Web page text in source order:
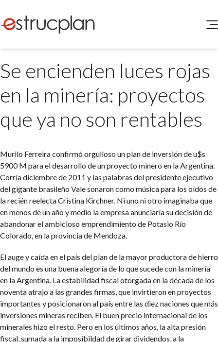
SERVICIOS
Medio Ambiente
Legislación
INGRESAR
Buscador de Legislación
Matriz Profesional
Se encienden luces rojas
en la minería: proyectos
que ya no son rentables
Murilo Ferreira confirmó orgulloso un plan de inversión de u$s
5900 M para el desarrollo de un proyecto minero en la Argentina.
Corría diciembre de 2011 y las palabras del presidente ejecutivo
del gigante brasileño Vale sonaron como música para los oídos de
la recién reelecta Cristina Kirchner. Ni uno ni otro imaginaba que
en menos de un año y medio la empresa anunciaría su decisión de
abandonar el ambicioso emprendimiento de Potasio Río
Colorado, en la provincia de Mendoza.
El auge y caída en el país del plan de la mayor productora de hierro
del mundo es una buena alegoría de lo que sucede con la minería
en la Argentina. La estabilidad fiscal otorgada en la década de los
noventa atrajo a las grandes firmas, que invirtieron en proyectos
importantes y posicionaron al país entre las diez naciones que más
inversiones mineras reciben. El buen precio internacional de los
minerales hizo el resto. Pero en los últimos años, la alta presión
fiscal, sumada a la imposibildad de girar dividendos, a la